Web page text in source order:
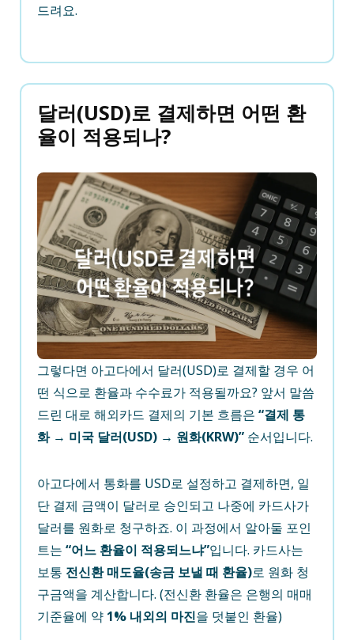
드려요.
달러(USD)로 결제하면 어떤 환
율이 적용되나?
그렇다면 아고다에서 달러(USD)로 결제할 경우 어
떤 식으로 환율과 수수료가 적용될까요? 앞서 말씀
드린 대로 해외카드 결제의 기본 흐름은 “결제 통
화 → 미국 달러(USD) → 원화(KRW)” 순서입니다.
아고다에서 통화를 USD로 설정하고 결제하면, 일
단 결제 금액이 달러로 승인되고 나중에 카드사가
달러를 원화로 청구하죠. 이 과정에서 알아둘 포인
트는 “어느 환율이 적용되느냐”입니다. 카드사는
보통 전신환 매도율(송금 보낼 때 환율)로 원화 청
구금액을 계산합니다. (전신환 환율은 은행의 매매
기준율에 약 1% 내외의 마진을 덧붙인 환율)